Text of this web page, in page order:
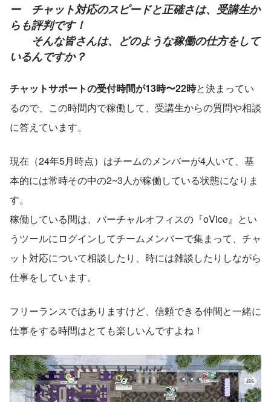
ー　チャット対応のスピードと正確さは、受講生か
らも評判です！
そんな皆さんは、どのような稼働の仕方をして
いるんですか？
チャットサポートの受付時間が13時〜22時と決まってい
るので、この時間内で稼働して、受講生からの質問や相談
に答えています。
現在（24年5月時点）はチームのメンバーが4人いて、基
本的には常時その中の2~3人が稼働している状態になりま
す。
稼働している間は、バーチャルオフィスの『oVice』とい
うツールにログインしてチームメンバーで集まって、チャ
ット対応について相談したり、時には雑談したりしながら
仕事をしています。
フリーランスではありますけど、信頼できる仲間と一緒に
仕事をする時間はとても楽しいんですよね！